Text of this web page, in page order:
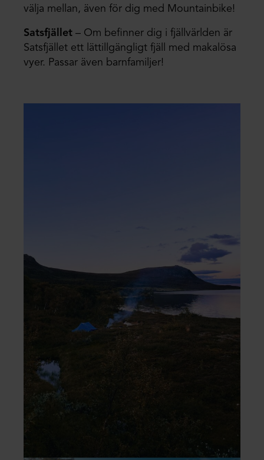
välja mellan, även för dig med Mountainbike!
Satsfjället – Om befinner dig i fjällvärlden är
Satsfjället ett lättillgängligt fjäll med makalösa
vyer. Passar även barnfamiljer!